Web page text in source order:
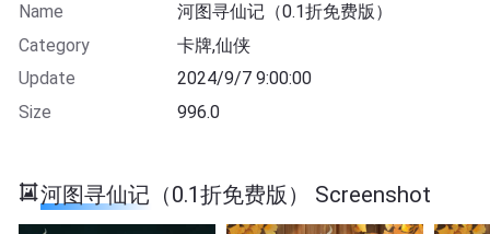
Name
河图寻仙记（0.1折免费版）
Category
卡牌,仙侠
Update
2024/9/7 9:00:00
Size
996.0
河图寻仙记（0.1折免费版） Screenshot